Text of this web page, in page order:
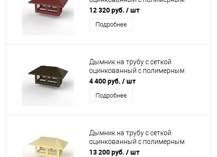
покрытием до 2400мм RAL 3011
12 320 руб. / шт
Подробнее
Дымник на трубу с сеткой
оцинкованный с полимерным
покрытием до 1600мм RR 32
4 400 руб. / шт
Подробнее
Дымник на трубу с сеткой
оцинкованный с полимерным
покрытием до 2800мм RAL 1014
13 200 руб. / шт